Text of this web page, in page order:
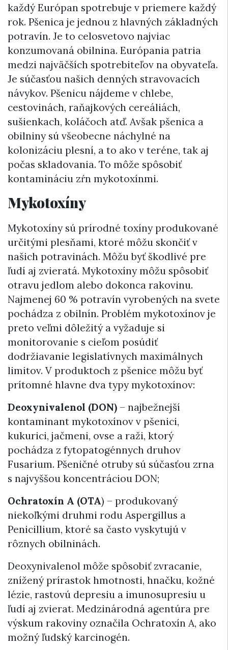
každý Európan spotrebuje v priemere každý
rok. Pšenica je jednou z hlavných základných
potravín. Je to celosvetovo najviac
konzumovaná obilnina. Európania patria
medzi najväčších spotrebiteľov na obyvateľa.
Je súčasťou našich denných stravovacích
návykov. Pšenicu nájdeme v chlebe,
cestovinách, raňajkových cereáliách,
sušienkach, koláčoch atď. Avšak pšenica a
obilniny sú všeobecne náchylné na
kolonizáciu plesní, a to ako v teréne, tak aj
počas skladovania. To môže spôsobiť
kontamináciu zŕn mykotoxínmi.
Mykotoxíny
Mykotoxíny sú prírodné toxíny produkované
určitými plesňami, ktoré môžu skončiť v
našich potravinách. Môžu byť škodlivé pre
ľudí aj zvieratá. Mykotoxíny môžu spôsobiť
otravu jedlom alebo dokonca rakovinu.
Najmenej 60 % potravín vyrobených na svete
pochádza z obilnín. Problém mykotoxínov je
preto veľmi dôležitý a vyžaduje si
monitorovanie s cieľom posúdiť
dodržiavanie legislatívnych maximálnych
limitov. V produktoch z pšenice môžu byť
prítomné hlavne dva typy mykotoxínov:
Deoxynivalenol (DON) – najbežnejší
kontaminant mykotoxínov v pšenici,
kukurici, jačmeni, ovse a raži, ktorý
pochádza z fytopatogénnych druhov
Fusarium. Pšeničné otruby sú súčasťou zrna
s najvyššou koncentráciou DON;
Ochratoxín A (OTA) – produkovaný
niekoľkými druhmi rodu Aspergillus a
Penicillium, ktoré sa často vyskytujú v
rôznych obilninách.
Deoxynivalenol môže spôsobiť zvracanie,
znížený prírastok hmotnosti, hnačku, kožné
lézie, rastovú depresiu a imunosupresiu u
ľudí aj zvierat. Medzinárodná agentúra pre
výskum rakoviny označila Ochratoxín A, ako
možný ľudský karcinogén.